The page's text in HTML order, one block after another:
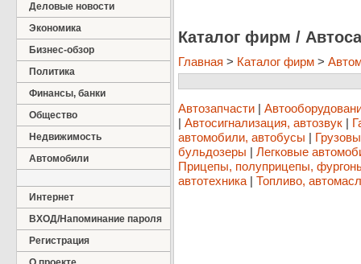
Деловые новости
Экономика
Бизнес-обзор
Политика
Финансы, банки
Общество
Недвижимость
Автомобили
Интернет
ВХОД/Напоминание пароля
Регистрация
Каталог фирм /
Главная > Каталог фирм >
Автозапчасти |
| Автосигнализация, автозвук |
автомобили, автобусы |
бульдозеры | Легковые
Прицепы, полуприцепы,
автотехника | Топливо,